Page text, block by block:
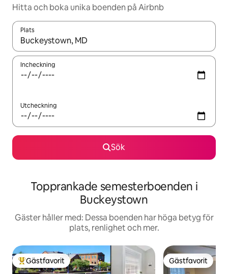
Hitta och boka unika boenden på Airbnb
Plats
När resultaten är tillgängliga kan du navigera med upp- och
Incheckning
Utcheckning
Sök
Topprankade semesterboenden i
Buckeystown
Gäster håller med: Dessa boenden har höga betyg för
plats, renlighet och mer.
Populär gästfavorit
Gästfavorit Gästfavorit
Gästfavorit